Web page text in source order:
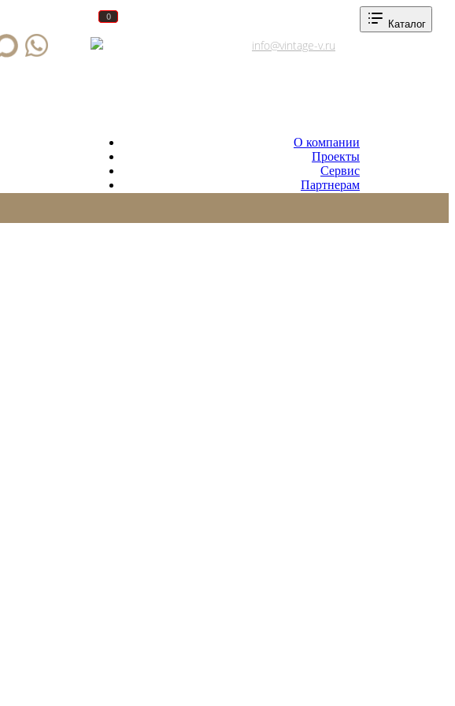
info@vintage-v.ru
0
0
О компании
Проекты
Сервис
Партнерам
Каталог